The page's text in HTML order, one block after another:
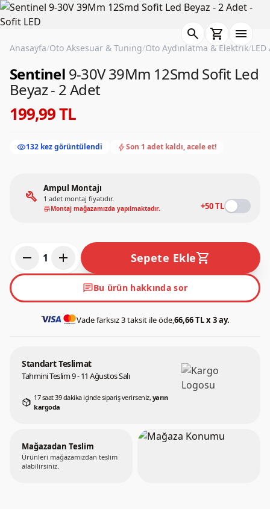
search shopping_cart menu
Anasayfa/Oto Aksesuar & Tuning/Oto Aydınlatma & Elektrik/
Sentinel 9-30V 39Mm 12Smd Sofit Led
Beyaz - 2 Adet
199,99 TL
visibility132 kez görüntülendi boltSon 1 adet kaldı, acele et!
build Ampul Montajı
1 adet montaj fiyatıdır.
storeMontaj mağazamızda yapılmaktadır. +50 TL
remove 1 add Sepete Ekleshopping_cart
chatBu ürün hakkında sor
Vade farksız 3 taksit ile öde,66,66 TL x 3 ay.
Standart Teslimat
Tahmini Teslim 9 - 11 Ağustos Salı
17 saat 39 dakika içinde sipariş verirseniz, yarın
kargoda
Mağazadan Teslim
Ürünleri mağazamızdan teslim
alabilirsiniz.